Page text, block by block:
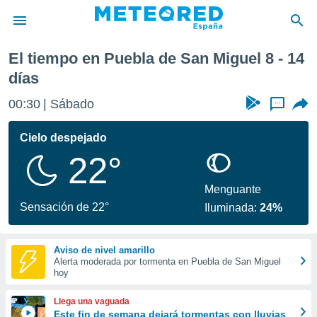
de
para
la
calidad.
a este
forma
digital
basada
El tiempo en Puebla de San Miguel 8 - 14
días
00:30 Sábado ...
Cielo despejado
22°
Sensación de 22°
Menguante
Iluminada:24%
Aviso de nivel amarillo
Alerta moderada por tormenta en Puebla de San Miguel
hoy
Llega una vaguada
Este fin de semana dejará tormentas con lluvias